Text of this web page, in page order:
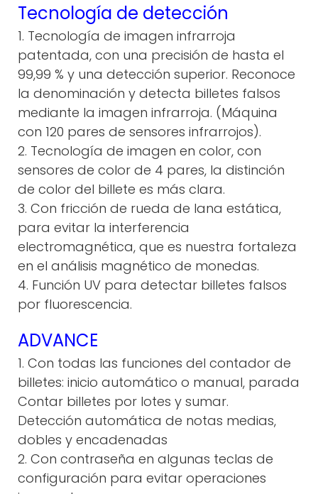
Tecnología de detección
1. Tecnología de imagen infrarroja
patentada, con una precisión de hasta el
99,99 % y una detección superior. Reconoce
la denominación y detecta billetes falsos
mediante la imagen infrarroja. (Máquina
con 120 pares de sensores infrarrojos).
2. Tecnología de imagen en color, con
sensores de color de 4 pares, la distinción
de color del billete es más clara.
3. Con fricción de rueda de lana estática,
para evitar la interferencia
electromagnética, que es nuestra fortaleza
en el análisis magnético de monedas.
4. Función UV para detectar billetes falsos
por fluorescencia.
ADVANCE
1. Con todas las funciones del contador de
billetes: inicio automático o manual, parada
Contar billetes por lotes y sumar.
Detección automática de notas medias,
dobles y encadenadas
2. Con contraseña en algunas teclas de
configuración para evitar operaciones